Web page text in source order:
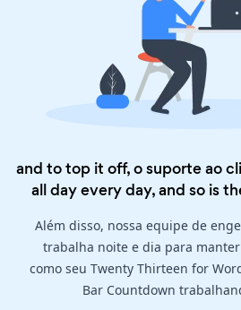
and to top it off, o suporte ao
all day every day, and so is
Além disso, nossa equipe de
trabalha noite e dia para
como seu Twenty Thirteen for
Bar Countdown